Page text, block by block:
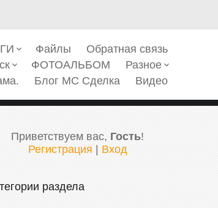
keyboard_arrow_down Файлы
Обратная связь
keyboard_arrow_down ФОТОАЛЬБОМ Разное keyboard_arrow_down
Блог МС Сделка Видео
Приветствуем вас, Гость!
Регистрация
Вход
раздела